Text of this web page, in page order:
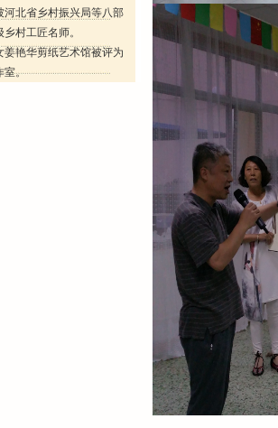
河北省乡村振兴局等八部
村工匠名师。
姜艳华剪纸艺术馆被评为
室。